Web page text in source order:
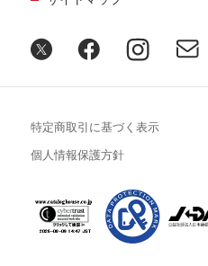
特定商取引に基づく表示
個人情報保護方針